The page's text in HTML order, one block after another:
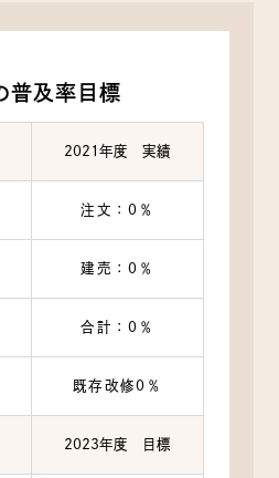
普及率目標
2021年度 実績
注文：0％
建売：0％
合計：0％
既存改修0％
2023年度 目標